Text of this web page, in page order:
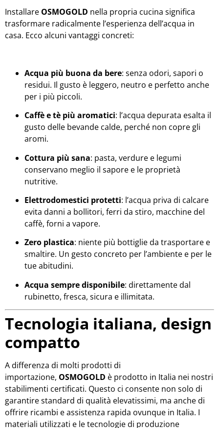
Installare OSMOGOLD nella propria cucina significa
trasformare radicalmente l’esperienza dell’acqua in
casa. Ecco alcuni vantaggi concreti:
Acqua più buona da bere: senza odori, sapori o
residui. Il gusto è leggero, neutro e perfetto anche
per i più piccoli.
Caffè e tè più aromatici: l’acqua depurata esalta il
gusto delle bevande calde, perché non copre gli
aromi.
Cottura più sana: pasta, verdure e legumi
conservano meglio il sapore e le proprietà
nutritive.
Elettrodomestici protetti: l’acqua priva di calcare
evita danni a bollitori, ferri da stiro, macchine del
caffè, forni a vapore.
Zero plastica: niente più bottiglie da trasportare e
smaltire. Un gesto concreto per l’ambiente e per le
tue abitudini.
Acqua sempre disponibile: direttamente dal
rubinetto, fresca, sicura e illimitata.
Tecnologia italiana, design
compatto
A differenza di molti prodotti di
importazione, OSMOGOLD è prodotto in Italia nei nostri
stabilimenti certificati. Questo ci consente non solo di
garantire standard di qualità elevatissimi, ma anche di
offrire ricambi e assistenza rapida ovunque in Italia. I
materiali utilizzati e le tecnologie di produzione